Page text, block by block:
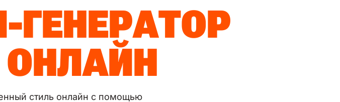
ГЕНЕРАТОР
ОНЛАЙН
стиль онлайн с помощью